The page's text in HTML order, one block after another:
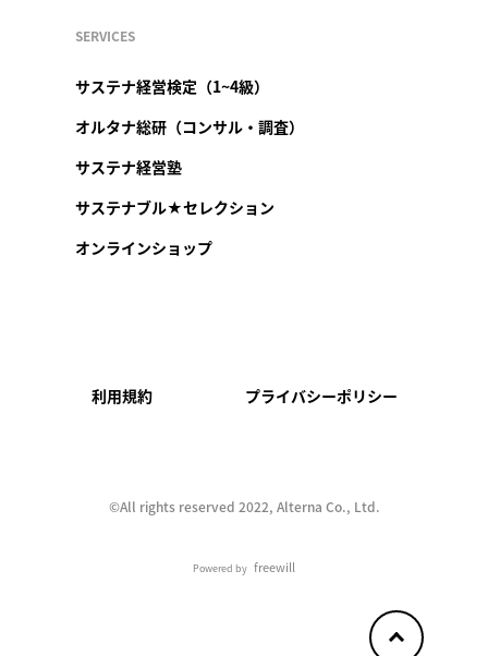
SERVICES
サステナ経営検定（1~4級）
オルタナ総研（コンサル・調査）
サステナ経営塾
サステナブル★セレクション
オンラインショップ
利用規約 プライバシーポリシー
©︎All rights reserved 2022, Alterna Co., Ltd.
Powered by freewill